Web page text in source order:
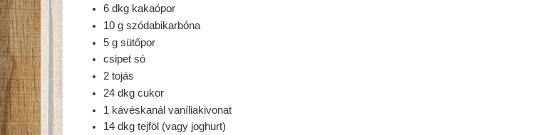
6 dkg kakaópor
10 g szódabikarbóna
5 g sütőpor
csipet só
2 tojás
24 dkg cukor
1 kávéskanál vaníliakivonat
14 dkg tejföl (vagy joghurt)